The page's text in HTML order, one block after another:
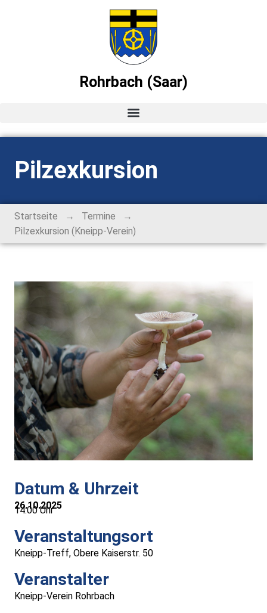
Rohrbach (Saar)
News
Ortsvorsteher-Blog
Termine
Alt-Rohrbach-Fest
Weihnachtsmarkt
Unser Ort
Über Rohrbach
Ortsverwaltung
Ortsrat
Schiedsmann
Gastronomie & Übernachtung
Medizinische Versorgung
Vereine
Pilzexkursion
Startseite → Termine
→
Pilzexkursion (Kneipp-Verein)
Datum & Uhrzeit
26.10.2025
14:00 Uhr
Veranstaltungsort
Kneipp-Treff, Obere Kaiserstr. 50
Veranstalter
Kneipp-Verein Rohrbach